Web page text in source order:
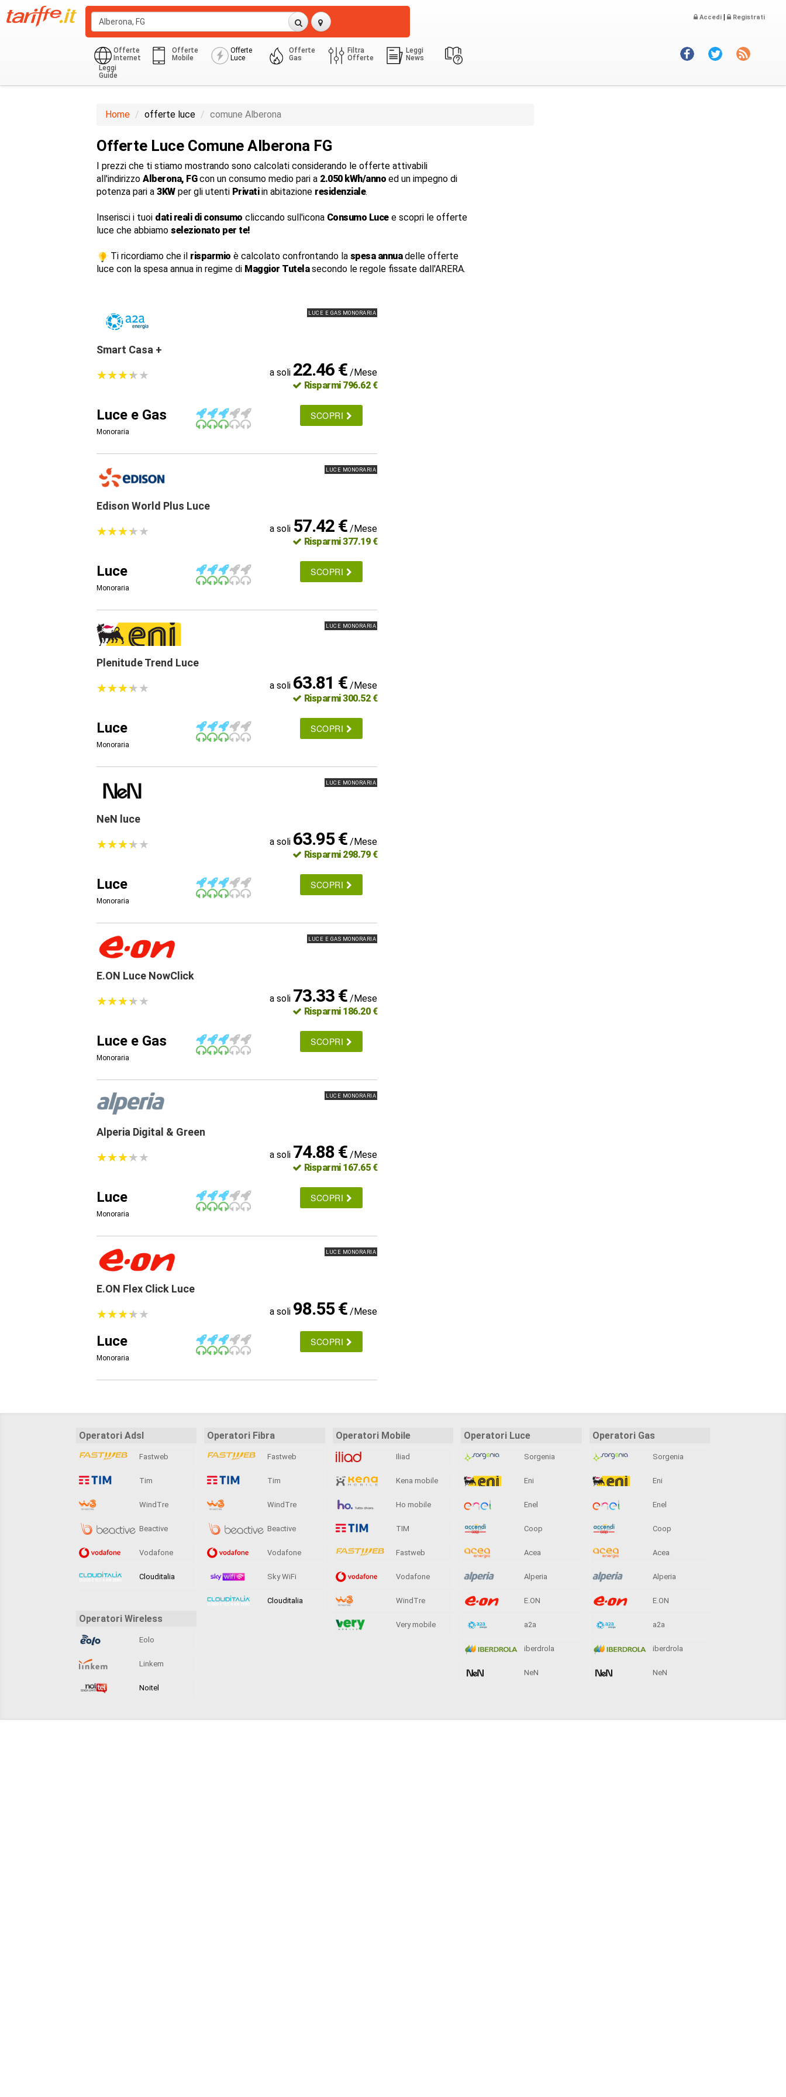
Accedi | Registrati
Offerte
Internet
Offerte
Mobile
Offerte
Luce
Offerte
Gas
Filtra
Offerte
Leggi
News
Leggi
Guide
Monoraria
Home offerte luce comune Alberona
Offerte Luce Comune Alberona FG
I prezzi che ti stiamo mostrando sono calcolati considerando le offerte attivabili
all'indirizzo Alberona, FGcon un consumo medio pari a 2.050 kWh/anno ed un impegno di
potenza pari a 3KWper gli utenti Privatiin abitazione residenziale.
Inserisci i tuoi dati reali di consumo cliccando sull'icona Consumo Lucee scopri le offerte
luce che abbiamo selezionato per te!
Ti ricordiamo che il risparmio è calcolato confrontando la spesa annuadelle offerte
luce con la spesa annua in regime di Maggior Tutelasecondo le regole fissate dall'ARERA.
LUCE E GAS MONORARIA
Smart Casa +
★★★★★
★★★★★ a soli 22.46 € /Mese
Risparmi 796.62 €
Luce e Gas
Monoraria
SCOPRI
LUCE MONORARIA
Edison World Plus Luce
★★★★★
★★★★★ a soli 57.42 € /Mese
Risparmi 377.19 €
Luce
Monoraria
SCOPRI
LUCE MONORARIA
Plenitude Trend Luce
★★★★★
★★★★★ a soli 63.81 € /Mese
Risparmi 300.52 €
Luce
Monoraria
SCOPRI
LUCE MONORARIA
NeN luce
★★★★★
★★★★★ a soli 63.95 € /Mese
Risparmi 298.79 €
Luce
Monoraria
SCOPRI
LUCE E GAS MONORARIA
E.ON Luce NowClick
★★★★★
★★★★★ a soli 73.33 € /Mese
Risparmi 186.20 €
Luce e Gas
Monoraria
SCOPRI
LUCE MONORARIA
Alperia Digital & Green
★★★★★
★★★★★ a soli 74.88 € /Mese
Risparmi 167.65 €
Luce
Monoraria
SCOPRI
LUCE MONORARIA
E.ON Flex Click Luce
★★★★★
★★★★★ a soli 98.55 € /Mese
Luce
Monoraria
SCOPRI
Operatori Adsl
Fastweb
Tim
WindTre
Beactive
Vodafone
Clouditalia
Operatori Wireless
Eolo
Linkem
Noitel
Operatori Fibra
Fastweb
Tim
WindTre
Beactive
Vodafone
Sky WiFi
Clouditalia
Operatori Mobile
Iliad
Kena mobile
Ho mobile
TIM
Fastweb
Vodafone
WindTre
Very mobile
Operatori Luce
Sorgenia
Eni
Enel
Coop
Acea
Alperia
E.ON
a2a
iberdrola
NeN
Operatori Gas
Sorgenia
Eni
Enel
Coop
Acea
Alperia
E.ON
a2a
iberdrola
NeN